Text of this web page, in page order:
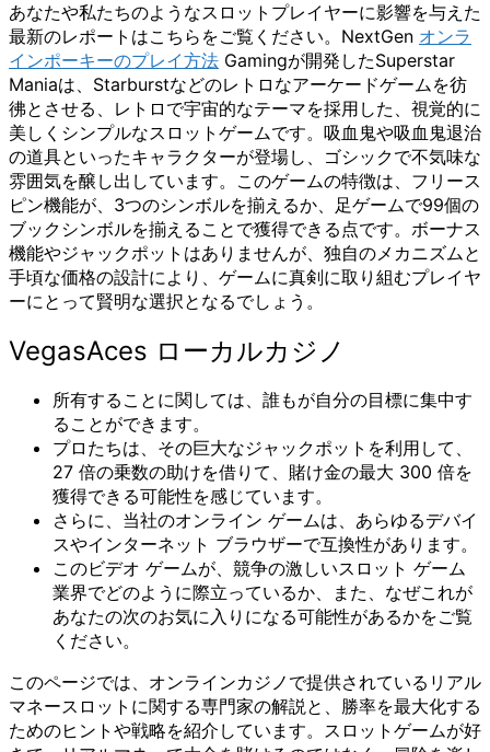
あなたや私たちのようなスロットプレイヤーに影響を与えた
最新のレポートはこちらをご覧ください。NextGen オンラ
インポーキーのプレイ方法 Gamingが開発したSuperstar
Maniaは、Starburstなどのレトロなアーケードゲームを彷
彿とさせる、レトロで宇宙的なテーマを採用した、視覚的に
美しくシンプルなスロットゲームです。吸血鬼や吸血鬼退治
の道具といったキャラクターが登場し、ゴシックで不気味な
雰囲気を醸し出しています。このゲームの特徴は、フリース
ピン機能が、3つのシンボルを揃えるか、足ゲームで99個の
ブックシンボルを揃えることで獲得できる点です。ボーナス
機能やジャックポットはありませんが、独自のメカニズムと
手頃な価格の設計により、ゲームに真剣に取り組むプレイヤ
ーにとって賢明な選択となるでしょう。
VegasAces ローカルカジノ
所有することに関しては、誰もが自分の目標に集中す
ることができます。
プロたちは、その巨大なジャックポットを利用して、
27 倍の乗数の助けを借りて、賭け金の最大 300 倍を
獲得できる可能性を感じています。
さらに、当社のオンライン ゲームは、あらゆるデバイ
スやインターネット ブラウザーで互換性があります。
このビデオ ゲームが、競争の激しいスロット ゲーム
業界でどのように際立っているか、また、なぜこれが
あなたの次のお気に入りになる可能性があるかをご覧
ください。
このページでは、オンラインカジノで提供されているリアル
マネースロットに関する専門家の解説と、勝率を最大化する
ためのヒントや戦略を紹介しています。スロットゲームが好